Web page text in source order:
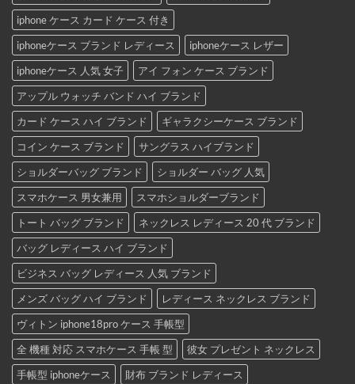
iphone ケース カード ケース 付き
iphoneケース ブランド レディース
iphoneケース レザー
iphoneケース 人気 女子
アイ フォン ケース ブランド
アップル ウォッチ バンド ハイ ブランド
カード ケース ハイ ブランド
ギャラクシーケース ブランド
コイン ケース ブランド
サングラス ハイブランド
ショルダーバッグ ブランド
ショルダー バッグ 人気
スマホケース 男女兼用
スマホショルダーブランド
トート バッグ ブランド
ネックレス レディース 20 代 ブランド
バッグ レディース ハイ ブランド
ビジネス バッグ レディース 人気 ブランド
メンズ バッグ ハイ ブランド
レディース ネックレス ブランド
ヴィトン iphone18pro ケース 手帳型
全 機種 対応 スマホケース 手帳 型
彼女 プレゼント ネックレス
手帳型 iphoneケース
財布 ブランド レディース